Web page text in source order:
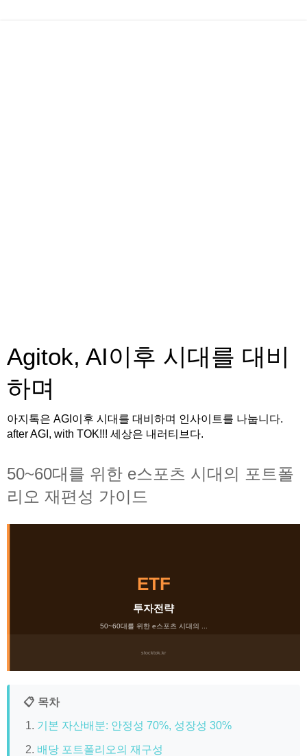
Agitok, AI이후 시대를 대비
하며
아지톡은 AGI이후 시대를 대비하며 인사이트를 나눕니다.
after AGI, with TOK!!! 세상은 내러티브다.
50~60대를 위한 e스포츠 시대의 포트폴
리오 재편성 가이드
ETF
투자전략
50~60대를 위한 e스포츠 시대의 ...
stocktok.kr
📋 목차
기본 자산배분: 안정성 70%, 성장성 30%
배당 포트폴리오의 재구성